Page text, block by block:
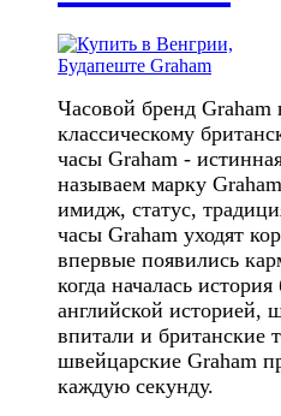
Часовой бренд Graham
классическому
часы Graham -
называем марку
имидж, статус,
часы Graham уходят
впервые появились
когда началась
английской историей,
впитали и британские
швейцарские Graham
каждую секунду.